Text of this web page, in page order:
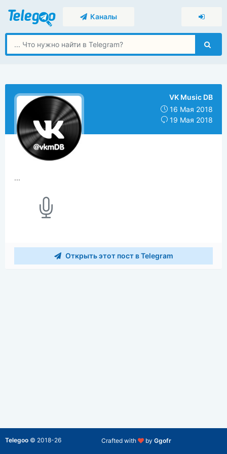
Каналы
VK Music DB
16 Мая 2018
19 Мая 2018
...
Открыть этот пост в Telegram
Crafted with by Ggofr
Telegoo © 2018-26